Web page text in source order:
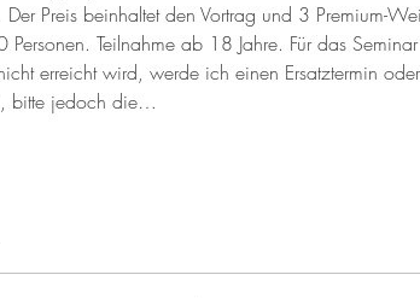
Preis beinhaltet den Vortrag und 3 Premium-
Teilnahme ab 18 Jahre. Für das
erreicht wird, werde ich einen Ersatztermin
bitte jedoch die…